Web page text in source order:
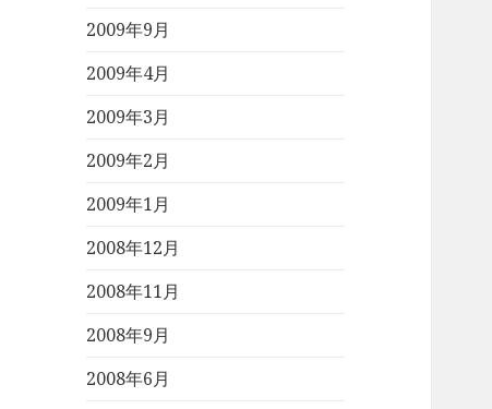
2009年9月
2009年4月
2009年3月
2009年2月
2009年1月
2008年12月
2008年11月
2008年9月
2008年6月